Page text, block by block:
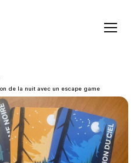
de la nuit avec un escape game